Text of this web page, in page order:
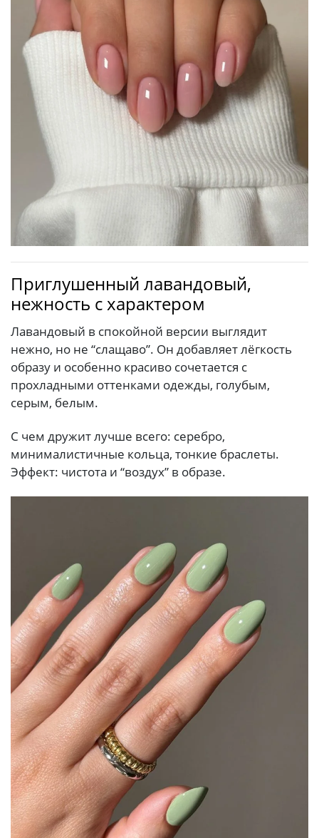
Приглушенный лавандовый,
нежность с характером
Лавандовый в спокойной версии выглядит
нежно, но не “слащаво”. Он добавляет лёгкость
образу и особенно красиво сочетается с
прохладными оттенками одежды, голубым,
серым, белым.
С чем дружит лучше всего: серебро,
минималистичные кольца, тонкие браслеты.
Эффект: чистота и “воздух” в образе.